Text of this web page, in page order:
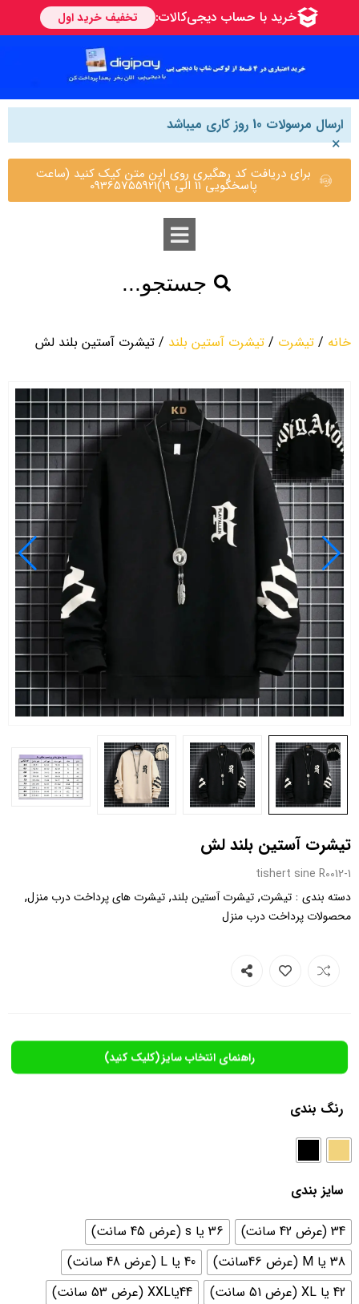
ارسال مرسولات 10 روز کاری میباشد
×
برای دریافت کد رهگیری روی این متن کیک کنید (ساعت
پاسخگویی 11 الی 19)09365755921
جستجو...
خانه / تیشرت / تیشرت آستین بلند / تیشرت آستین بلند لش
تیشرت آستین بلند لش
tishert sine R0012-1
دسته بندی : تیشرت, تیشرت آستین بلند, تیشرت های پرداخت درب منزل,
محصولات پرداخت درب منزل
راهنمای انتخاب سایز (کلیک کنید)
رنگ بندی
سایز بندی
34 (عرض 42 سانت)
36 یا s (عرض 45 سانت)
38 یا M (عرض 46سانت)
40 یا L (عرض 48 سانت)
42 یا XL (عرض 51 سانت)
44یاXXL (عرض 53 سانت)